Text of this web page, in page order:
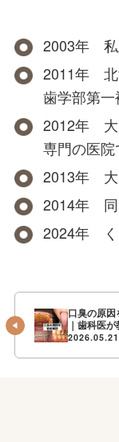
2003年 私
2011年 北
歯学部第
2012年 大
専門の医院
2013年
2014年
2024年 く
口臭の原因
｜歯科医が
の分類と対
2026.05.21